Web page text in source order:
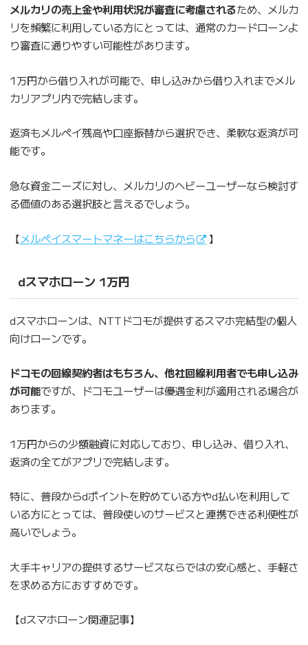
メルカリの売上金や利用状況が審査に考慮されるため、メルカ
リを頻繁に利用している方にとっては、通常のカードローンよ
り審査に通りやすい可能性があります。
1万円から借り入れが可能で、申し込みから借り入れまでメル
カリアプリ内で完結します。
返済もメルペイ残高や口座振替から選択でき、柔軟な返済が可
能です。
急な資金ニーズに対し、メルカリのヘビーユーザーなら検討す
る価値のある選択肢と言えるでしょう。
【メルペイスマートマネーはこちらから 】
dスマホローン 1万円
dスマホローンは、NTTドコモが提供するスマホ完結型の個人
向けローンです。
ドコモの回線契約者はもちろん、他社回線利用者でも申し込み
が可能ですが、ドコモユーザーは優遇金利が適用される場合が
あります。
1万円からの少額融資に対応しており、申し込み、借り入れ、
返済の全てがアプリで完結します。
特に、普段からdポイントを貯めている方やd払いを利用して
いる方にとっては、普段使いのサービスと連携できる利便性が
高いでしょう。
大手キャリアの提供するサービスならではの安心感と、手軽さ
を求める方におすすめです。
【dスマホローン関連記事】